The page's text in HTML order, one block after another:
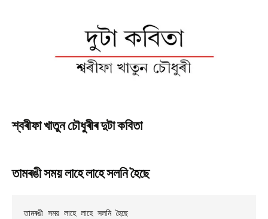
শ্বৰীফা খাতুন চৌধুৰীৰ দুটা কবিতা
তামৰঙী সময় লাহে লাহে সলনি হৈছে
তামৰঙী সময় লাহে লাহে সলনি হৈছে